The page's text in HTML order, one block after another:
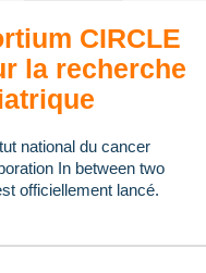
CIRCLE
la recherche
national du cancer
In between two
officiellement lancé.